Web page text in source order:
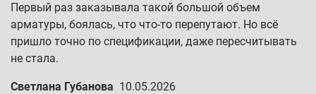
Первый раз заказывала такой большой объем
арматуры, боялась, что что-то перепутают. Но всё
пришло точно по спецификации, даже пересчитывать
не стала.
Светлана Губанова 10.05.2026